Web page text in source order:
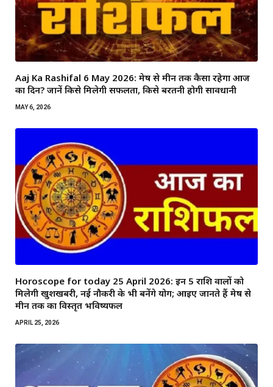
Aaj Ka Rashifal 6 May 2026: मेष से मीन तक कैसा रहेगा आज
का दिन? जानें किसे मिलेगी सफलता, किसे बरतनी होगी सावधानी
MAY 6, 2026
Horoscope for today 25 April 2026: इन 5 राशि वालों को
मिलेगी खुशखबरी, नई नौकरी के भी बनेंगे योग; आइए जानते हैं मेष से
मीन तक का विस्तृत भविष्यफल
APRIL 25, 2026